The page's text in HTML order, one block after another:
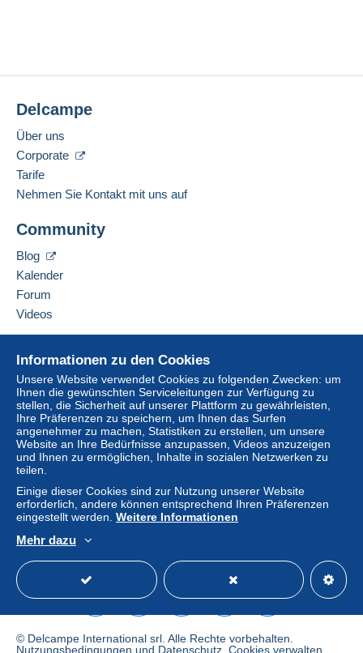
Informationen zu den Cookies
Unsere Website verwendet Cookies zu folgenden Zwecken: um
Ihnen die gewünschten Serviceleitungen zur Verfügung zu
stellen, die Sicherheit auf unserer Plattform zu gewährleisten,
Ihre Präferenzen zu speichern, um Ihnen das Surfen
angenehmer zu machen, Statistiken zu erstellen, um unsere
Website an Ihre Bedürfnisse anzupassen, Videos anzuzeigen
und Ihnen zu ermöglichen, Inhalte in sozialen Netzwerken zu
teilen.
Einige dieser Cookies sind zur Nutzung unserer Website
erforderlich, andere können entsprechend Ihren Präferenzen
eingestellt werden. Weitere Informationen
Mehr dazu
Delcampe
Über uns
Corporate
Tarife
Nehmen Sie Kontakt mit uns auf
Community
Blog
Kalender
Forum
Videos
Online-Hilfe
Auf Delcampe kaufen
Auf Delcampe verkaufen
Eine sichere Website
© Delcampe International srl. Alle Rechte vorbehalten.
Nutzungsbedingungen und Datenschutz Cookies verwalten